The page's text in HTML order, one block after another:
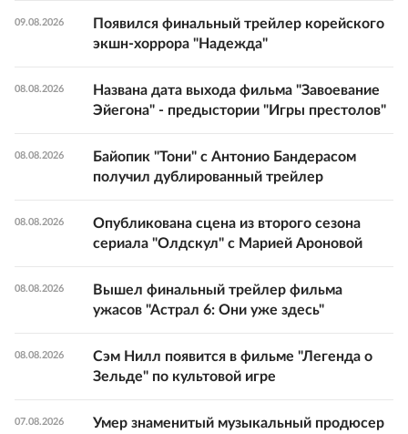
09.08.2026
Появился финальный трейлер корейского
экшн-хоррора "Надежда"
08.08.2026
Названа дата выхода фильма "Завоевание
Эйегона" - предыстории "Игры престолов"
08.08.2026
Байопик "Тони" с Антонио Бандерасом
получил дублированный трейлер
08.08.2026
Опубликована сцена из второго сезона
сериала "Олдскул" с Марией Ароновой
08.08.2026
Вышел финальный трейлер фильма
ужасов "Астрал 6: Они уже здесь"
08.08.2026
Сэм Нилл появится в фильме "Легенда о
Зельде" по культовой игре
07.08.2026
Умер знаменитый музыкальный продюсер